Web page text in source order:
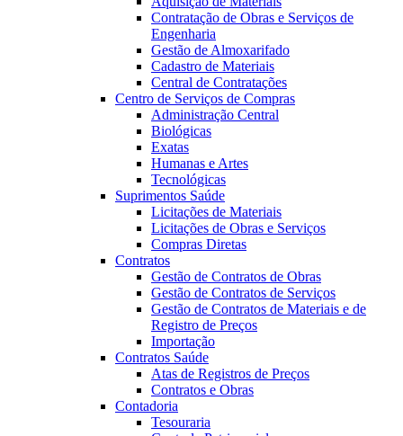
Contratação de Obras e Serviços de
Engenharia
Gestão de Almoxarifado
Cadastro de Materiais
Central de Contratações
Centro de Serviços de Compras
Administração Central
Biológicas
Exatas
Humanas e Artes
Tecnológicas
Suprimentos Saúde
Licitações de Materiais
Licitações de Obras e Serviços
Compras Diretas
Contratos
Gestão de Contratos de Obras
Gestão de Contratos de Serviços
Gestão de Contratos de Materiais e de
Registro de Preços
Importação
Contratos Saúde
Atas de Registros de Preços
Contratos e Obras
Contadoria
Tesouraria